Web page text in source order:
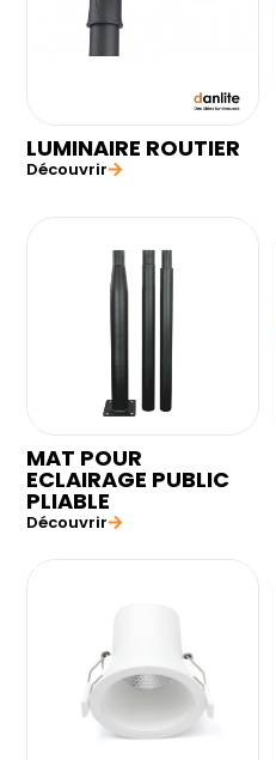
LUMINAIRE ROUTIER
Découvrir
MAT POUR
ECLAIRAGE PUBLIC
PLIABLE
Découvrir